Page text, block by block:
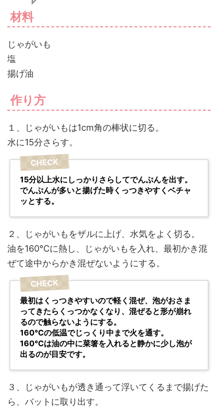
材料
じゃがいも
塩
揚げ油
作り方
１、じゃがいもは1cm角の棒状に切る。
水に15分さらす。
15分以上水にしっかりさらしてでんぷんを出す。
でんぷんが多いと揚げた時くっつきやすくベチャ
ッとする。
２、じゃがいもをザルに上げ、水気をよく切る。
油を160℃に熱し、じゃがいもを入れ、 最初かき混
ぜて途中からかき混ぜないようにする。
最初はくっつきやすいので軽く混ぜ、泡がおさま
ってきたらくっつかなくなり、混ぜると形が崩れ
るので触らないようにする。
160℃の低温でじっくり中まで火を通す。
160℃は油の中に菜箸を入れると静かに少し泡が
出るのが目安です。
３、じゃがいもが透き通って浮いてくるまで揚げた
ら、バットに取り出す。